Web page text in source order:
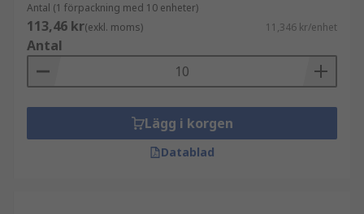
Antal (1 förpackning med 10 enheter)
113,46 kr(exkl. moms) 11,346 kr/enhet
Antal
Lägg i korgen
Datablad